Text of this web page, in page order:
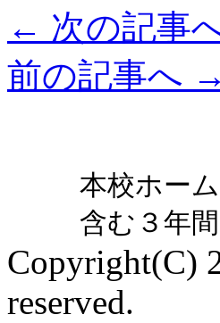
← 次の記事
前の記事へ →
本校ホー
含む３年
Copyright(C)
reserved.